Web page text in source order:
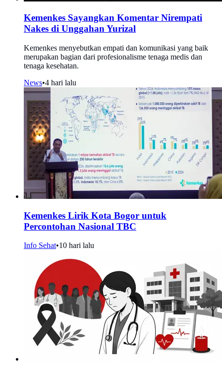
Kemenkes Sayangkan Komentar Nirempati
Nakes di Unggahan Yurizal
Kemenkes menyebutkan empati dan komunikasi yang baik
merupakan bagian dari profesionalisme tenaga medis dan
tenaga kesehatan.
News•4 hari lalu
Kemenkes Lirik Kota Bogor untuk
Percontohan Nasional TBC
Info Sehat•10 hari lalu